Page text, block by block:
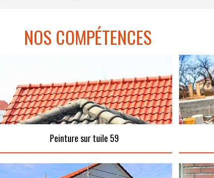
NOS COMPÉTENCES
Peinture sur tuile 59